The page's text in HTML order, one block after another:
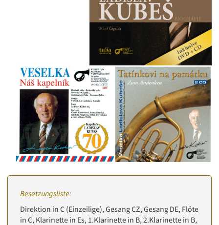
Besetzungsliste:
Direktion in C (Einzeilige), Gesang CZ, Gesang DE, Flöte
in C, Klarinette in Es, 1.Klarinette in B, 2.Klarinette in B,